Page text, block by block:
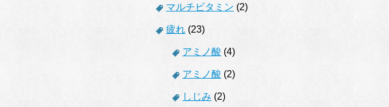
マルチビタミン (2)
疲れ (23)
アミノ酸 (4)
アミノ酸 (2)
しじみ (2)